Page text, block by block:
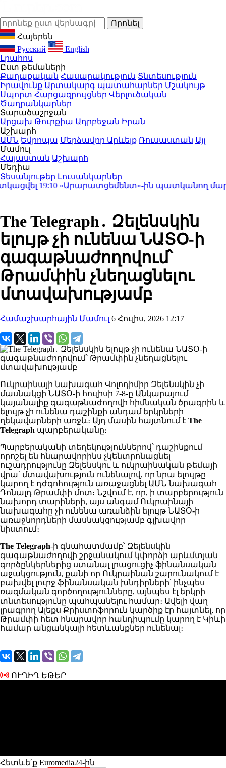
Հայերեն
Русский
English
Լրահոս
Ըստ թեմաների
Քաղաքական Հասարակություն Տնտեսություն
Իրավունք Արտակարգ պատահարներ Մշակույթ
Սպորտ Հարցազրույցներ Վերլուծական
Ծաղրանկարներ
Տարածաշրջան
Արցախ Թուրքիա Ադրբեջան Իրան
Աշխարհ
ԱՄՆ Եվրոպա Մերձավոր Արևելք Ռուսաստան Այլ
Մամուլ
Հայաստան Աշխարհ
Մեդիա
Տեսանյութեր Լուսանկարներ
19:10 «Արարատցեմենտ»-ին պատկանող
The Telegraph․ Զելենսկին
ելույթ չի ունենա ՆԱՏՕ-ի
գագաթնաժողովում՝
Թրամփին չնեղացնելու
մտավախությամբ
Համաշխարհային Մամուլ 6 Հուլիս, 2026 12:17
Ուկրաինայի նախագահ Վոլոդիմիր Զելենսկին չի
մասնակցի ՆԱՏՕ-ի հուլիսի 7-8-ը Անկարայում
կայանալիք գագաթնաժողովի հիմնական ծրագրին և
ելույթ չի ունենա դաշինքի անդամ երկրների
ղեկավարների առջև։ Այդ մասին հայտնում է The
Telegraph պարբերականը։
Պարբերականի տեղեկություններով՝ դաշինքում
որոշել են հնարավորինս չկենտրոնացնել
ուշադրությունը Զելենսկու և ուկրաինական թեմայի
վրա՝ մտավախություն ունենալով, որ նրա ելույթը
կարող է դժգոհություն առաջացնել ԱՄՆ նախագահ
Դոնալդ Թրամփի մոտ։ Նշվում է, որ, ի տարբերություն
նախորդ տարիների, այս անգամ Ուկրաինայի
նախագահը չի ունենա առանձին ելույթ ՆԱՏՕ-ի
առաջնորդների մասնակցությամբ գլխավոր
նիստում։
The Telegraph-ի գնահատմամբ՝ Զելենսկին
գագաթնաժողովի շրջանակում կփորձի արևմտյան
գործընկերներից ստանալ լրացուցիչ ֆինանսական
աջակցություն, քանի որ Ուկրաինան շարունակում է
բախվել լուրջ ֆինանսական խնդիրների՝ ինչպես
ռազմական գործողությունները, այնպես էլ երկրի
տնտեսությունը պահպանելու համար։ Ավելի վաղ
լրագրող Ալեքս Քրիստոֆորուն կարծիք էր հայտնել, որ
Թրամփի հետ հնարավոր հանդիպումը կարող է Կիևի
համար անցանկալի հետևանքներ ունենալ։
ՈՒՂԻՂ ԵԹԵՐ
Հետևե՛ք Euromedia24-ին